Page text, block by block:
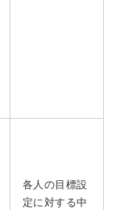
各人の目標設
定に対する中